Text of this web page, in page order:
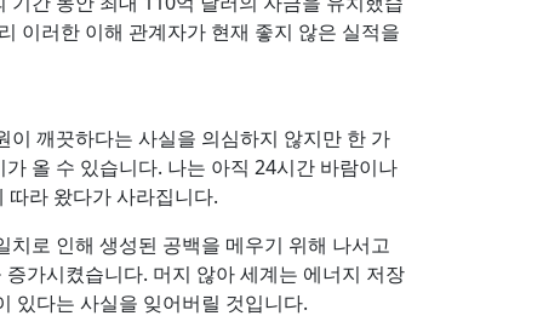
이러한 이해 관계자가 현재 좋지 않은 실적을
깨끗하다는 사실을 의심하지 않지만 한 가
올 수 있습니다. 나는 아직 24시간 바람이나
라 왔다가 사라집니다.
로 인해 생성된 공백을 메우기 위해 나서고
가시켰습니다. 머지 않아 세계는 에너지 저장
있다는 사실을 잊어버릴 것입니다.